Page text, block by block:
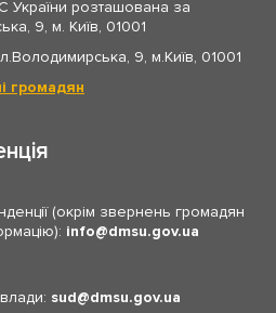
розташована за
9, м. Київ, 01001
9, м.Київ, 01001
громадян
(окрім звернень громадян
info dmsu.gov.ua
sud dmsu.gov.ua